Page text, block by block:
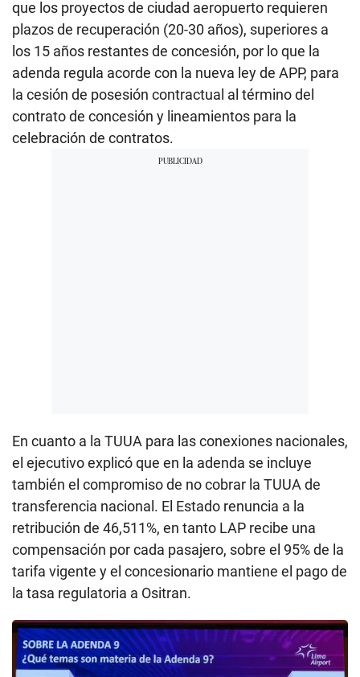
que los proyectos de ciudad aeropuerto requieren
plazos de recuperación (20-30 años), superiores a
los 15 años restantes de concesión, por lo que la
adenda regula acorde con la nueva ley de APP, para
la cesión de posesión contractual al término del
contrato de concesión y lineamientos para la
celebración de contratos.
En cuanto a la TUUA para las conexiones nacionales,
el ejecutivo explicó que en la adenda se incluye
también el compromiso de no cobrar la TUUA de
transferencia nacional. El Estado renuncia a la
retribución de 46,511%, en tanto LAP recibe una
compensación por cada pasajero, sobre el 95% de la
tarifa vigente y el concesionario mantiene el pago de
la tasa regulatoria a Ositran.